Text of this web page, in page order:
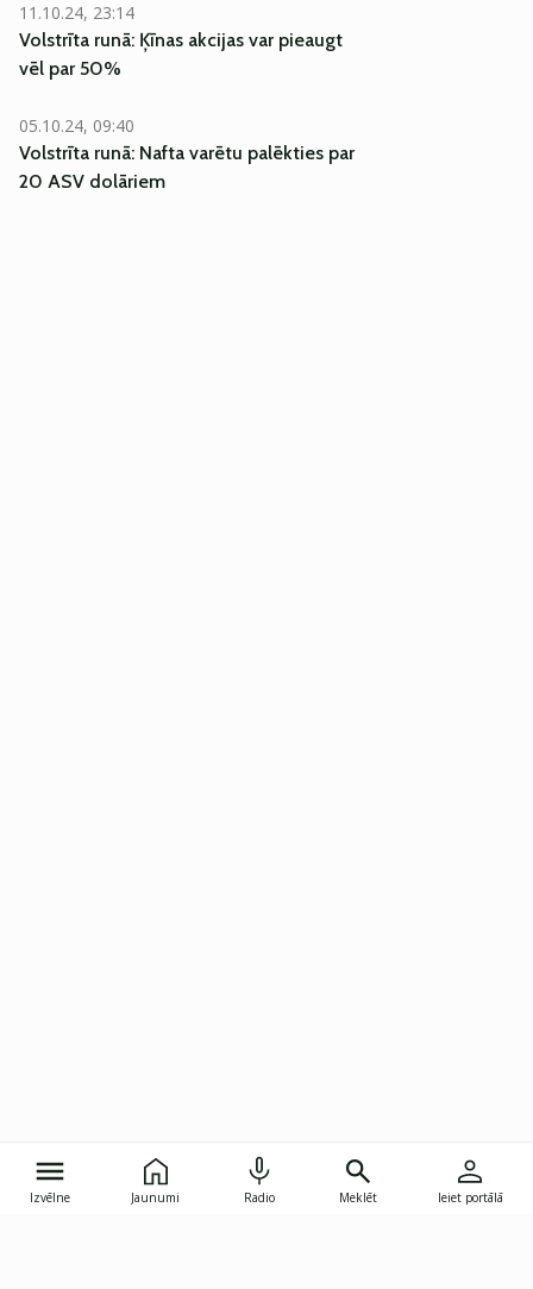
11.10.24, 23:14
Volstrīta runā: Ķīnas akcijas var pieaugt
vēl par 50%
05.10.24, 09:40
Volstrīta runā: Nafta varētu palēkties par
20 ASV dolāriem
Izvēlne Jaunumi Radio Meklēt Ieiet portālā